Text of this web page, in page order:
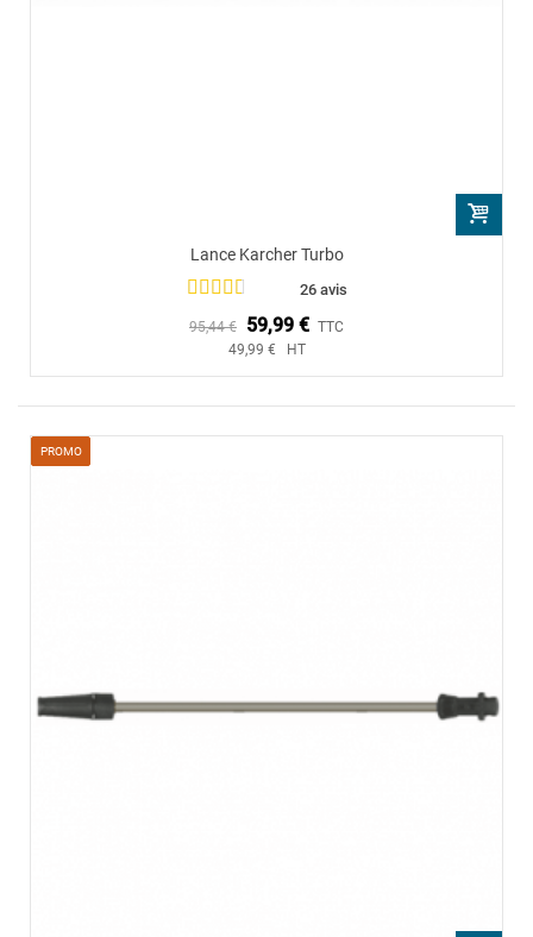
Lance Karcher Turbo
26 avis
95,44 € 59,99 € TTC
49,99 € HT
PROMO